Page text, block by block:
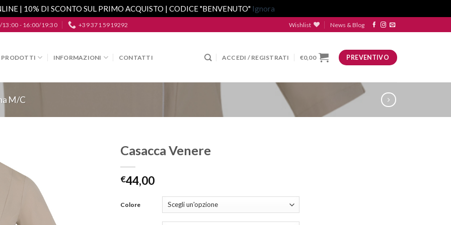
| 10% DI SCONTO SUL PRIMO ACQUISTO | CODICE "BENVENUTO" Ignora
13:00 - 16:00/19:30 +39 371 5919292 Wishlist News & Blog
PRODOTTI INFORMAZIONI CONTATTI ACCEDI / REGISTRATI €0,00 PREVENTIVO
M/C
Casacca Venere
€44,00
Colore